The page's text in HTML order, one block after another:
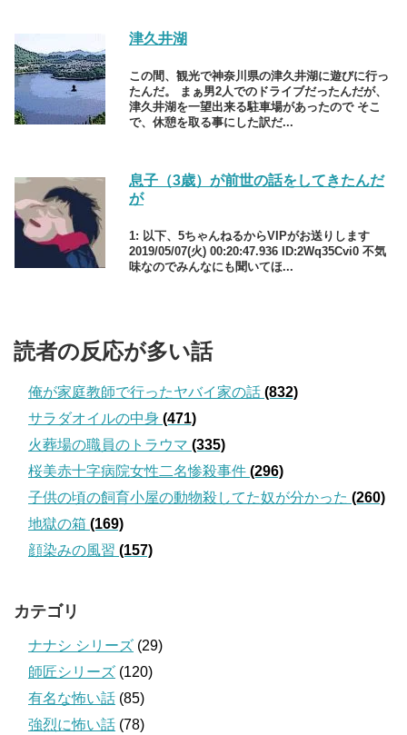
津久井湖
この間、観光で神奈川県の津久井湖に遊びに行っ
たんだ。 まぁ男2人でのドライブだったんだが、
津久井湖を一望出来る駐車場があったので そこ
で、休憩を取る事にした訳だ...
息子（3歳）が前世の話をしてきたんだ
が
1: 以下、5ちゃんねるからVIPがお送りします
2019/05/07(火) 00:20:47.936 ID:2Wq35Cvi0 不気
味なのでみんなにも聞いてほ...
読者の反応が多い話
俺が家庭教師で行ったヤバイ家の話 (832)
サラダオイルの中身 (471)
火葬場の職員のトラウマ (335)
桜美赤十字病院女性二名惨殺事件 (296)
子供の頃の飼育小屋の動物殺してた奴が分かった (260)
地獄の箱 (169)
顔染みの風習 (157)
カテゴリ
ナナシ シリーズ (29)
師匠シリーズ (120)
有名な怖い話 (85)
強烈に怖い話 (78)